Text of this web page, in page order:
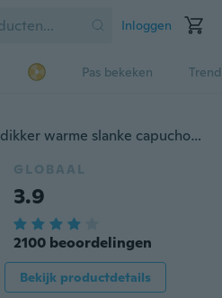
Inloggen
Pas bekeken
2018 nieuwe damesmode dikker warme slanke capuchon gewatteerde jas
GLOBAAL
3.9
2100 beoordelingen
Bekijk productdetails